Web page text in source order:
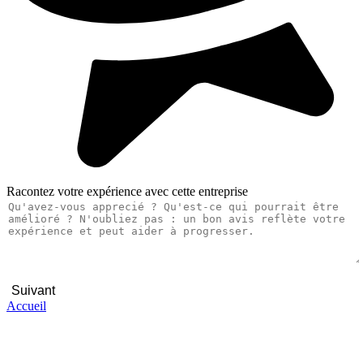
Racontez votre expérience avec cette entreprise
Suivant
Accueil